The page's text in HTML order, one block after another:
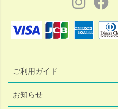
ご利用ガイド
お知らせ